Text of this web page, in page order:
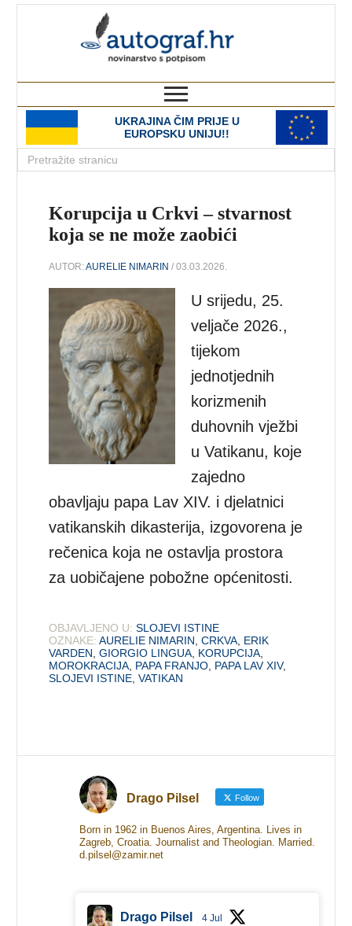
UKRAJINA ČIM PRIJE U
EUROPSKU UNIJU!!
Korupcija u Crkvi – stvarnost
koja se ne može zaobići
AUTOR:AURELIE NIMARIN / 03.03.2026.
U srijedu, 25.
veljače 2026.,
tijekom
jednotjednih
korizmenih
duhovnih vježbi
u Vatikanu, koje
zajedno
obavljaju papa Lav XIV. i djelatnici
vatikanskih dikasterija, izgovorena je
rečenica koja ne ostavlja prostora
za uobičajene pobožne općenitosti.
OBJAVLJENO U: SLOJEVI ISTINE
OZNAKE: AURELIE NIMARIN ,CRKVA ERIK
VARDEN ,GIORGIO LINGUA KORUPCIJA
MOROKRACIJA PAPA FRANJO PAPA LAV XIV,
SLOJEVI ISTINE ,VATIKAN
Drago Pilsel Follow
Born in 1962 in Buenos Aires, Argentina. Lives in
Zagreb, Croatia. Journalist and Theologian. Married.
d.pilsel@zamir.net
Drago Pilsel 4 Jul